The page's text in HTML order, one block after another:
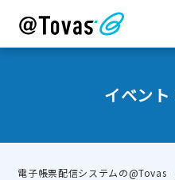
イベン
電子帳票配信システムの@Tovas